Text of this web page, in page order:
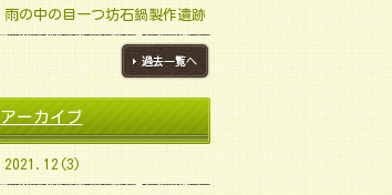
雨の中の目一つ坊石鍋製作遺跡
ブログ一覧へ
アーカイブ
2021.12(3)